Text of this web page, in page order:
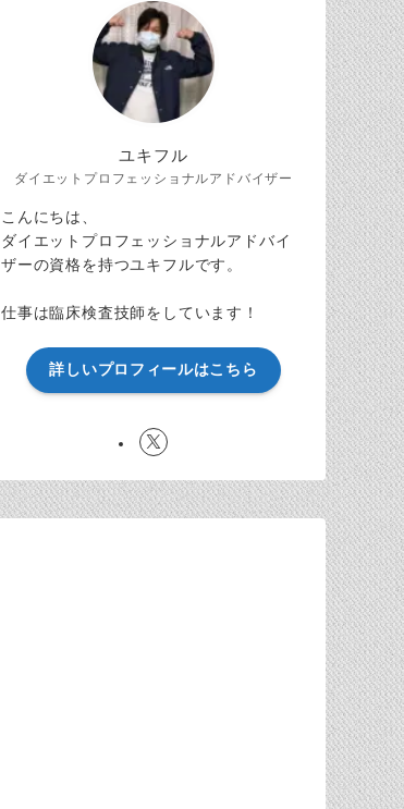
ユキフル
ダイエットプロフェッショナルアドバイザー
こんにちは、
ダイエットプロフェッショナルアドバイ
ザーの資格を持つユキフルです。
仕事は臨床検査技師をしています！
詳しいプロフィールはこちら